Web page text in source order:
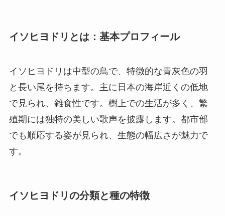
イソヒヨドリとは：基本プロフィール
イソヒヨドリは中型の鳥で、特徴的な青灰色の羽
と長い尾を持ちます。主に日本の海岸近くの低地
で見られ、雑食性です。樹上での生活が多く、繁
殖期には独特の美しい歌声を披露します。都市部
でも順応する姿が見られ、生態の幅広さが魅力で
す。
イソヒヨドリの分類と種の特徴